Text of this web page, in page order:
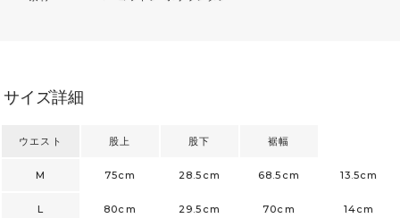
サイズ詳細
ウエスト 股上 股下 裾幅
M 75cm 28.5cm 68.5cm 13.5cm
L 80cm 29.5cm 70cm 14cm